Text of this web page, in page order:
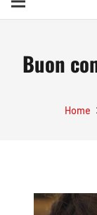
Buon
Home
Video